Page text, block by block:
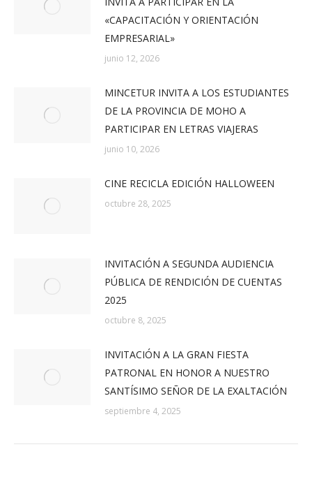
«CAPACITACIÓN Y ORIENTACIÓN
EMPRESARIAL»
junio 12, 2026
MINCETUR INVITA A LOS ESTUDIANTES
DE LA PROVINCIA DE MOHO A
PARTICIPAR EN LETRAS VIAJERAS
junio 10, 2026
CINE RECICLA EDICIÓN HALLOWEEN
octubre 28, 2025
INVITACIÓN A SEGUNDA AUDIENCIA
PÚBLICA DE RENDICIÓN DE CUENTAS
2025
octubre 8, 2025
INVITACIÓN A LA GRAN FIESTA
PATRONAL EN HONOR A NUESTRO
SANTÍSIMO SEÑOR DE LA EXALTACIÓN
septiembre 4, 2025